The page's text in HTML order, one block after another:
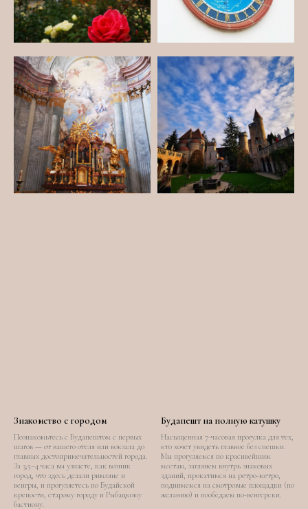
Знакомство с городом
Познакомьтесь с Будапештом с первых
шагов — от вашего отеля или вокзала до
главных достопримечательностей города.
За 3,5–4 часа вы узнаете, как возник
город, что здесь делали римляне и
венгры, и прогуляетесь по Будайской
крепости, старому городу и Рыбацкому
бастиону.
Будапешт на полную катушку
Насыщенная 7-часовая прогулка для тех,
кто хочет увидеть главное без спешки.
Мы прогуляемся по красивейшим
местам, заглянем внутрь знаковых
зданий, прокатимся на ретро-метро,
поднимемся на смотровые площадки (по
желанию) и пообедаем по-венгерски.